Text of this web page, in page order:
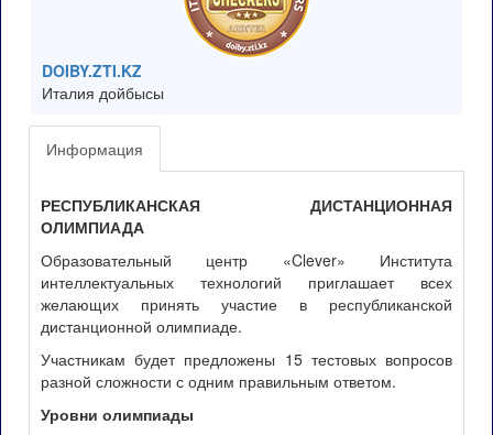
DOIBY.ZTI.KZ
Италия дойбысы
Информация
РЕСПУБЛИКАНСКАЯ ДИСТАНЦИОННАЯ
ОЛИМПИАДА
Образовательный центр «Clever» Института
интеллектуальных технологий приглашает всех
желающих принять участие в республиканской
дистанционной олимпиаде.
Участникам будет предложены 15 тестовых вопросов
разной сложности с одним правильным ответом.
Уровни олимпиады